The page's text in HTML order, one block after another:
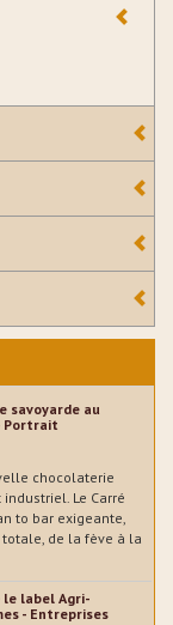
savoyarde au
Portrait
chocolaterie
Le Carré
to bar exigeante,
de la fève à la
le label Agri-
- Entreprises